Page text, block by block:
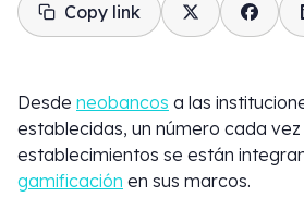
Copy link
Desde neobancos a las
establecidas, un número cada
establecimientos se están
gamificación en sus marcos.